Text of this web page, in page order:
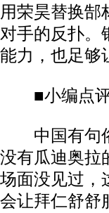
用荣昊替换郜
对手的反扑。
能力，也足够
■小编点
中国有句俗
没有瓜迪奥拉
场面没见过，
会让拜仁舒舒